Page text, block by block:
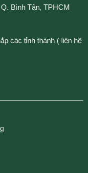
Bình Tân, TPHCM
các tỉnh thành ( liên hệ